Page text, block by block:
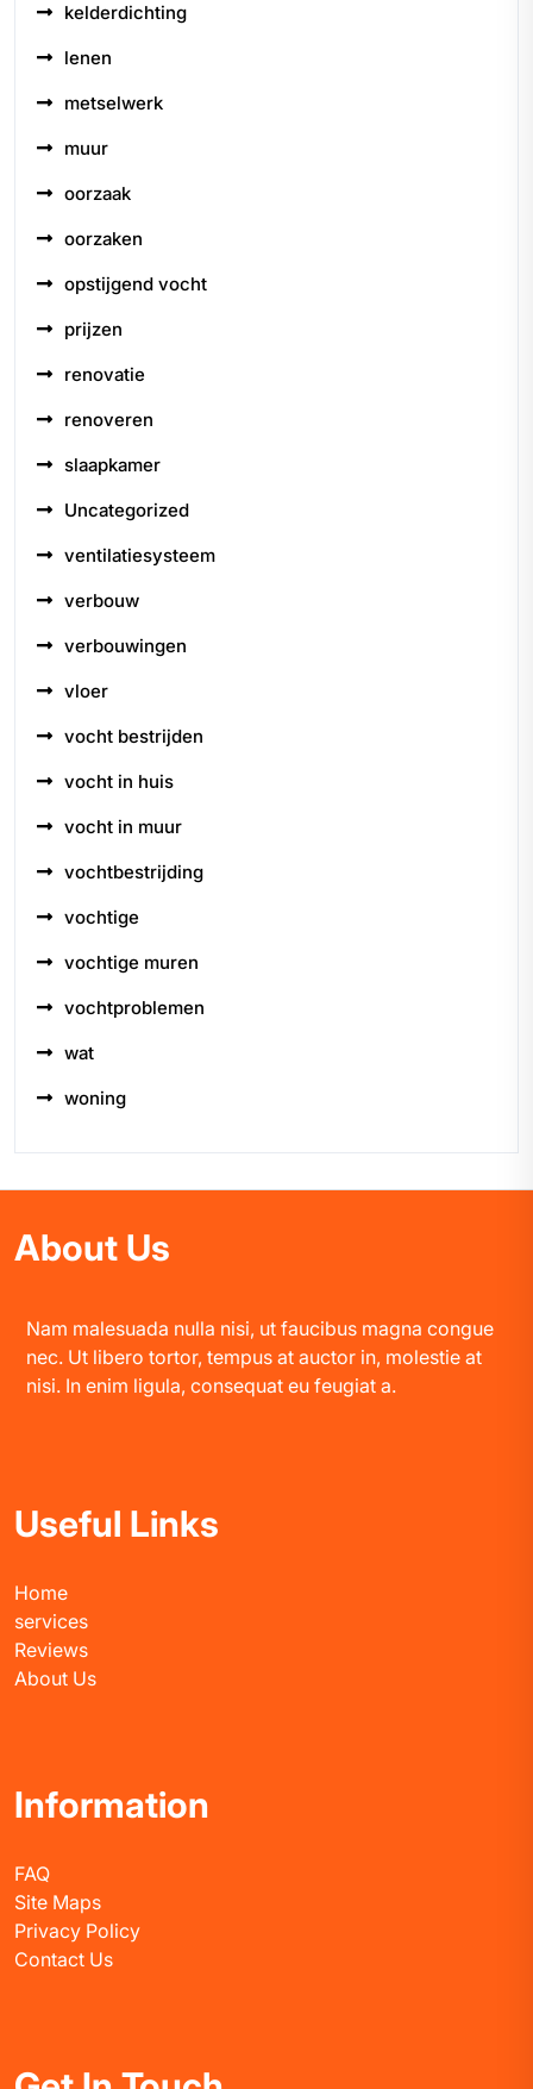
kelderdichting
lenen
metselwerk
muur
oorzaak
oorzaken
opstijgend vocht
prijzen
renovatie
renoveren
slaapkamer
Uncategorized
ventilatiesysteem
verbouw
verbouwingen
vloer
vocht bestrijden
vocht in huis
vocht in muur
vochtbestrijding
vochtige
vochtige muren
vochtproblemen
wat
woning
About Us
Nam malesuada nulla nisi, ut faucibus magna congue
nec. Ut libero tortor, tempus at auctor in, molestie at
nisi. In enim ligula, consequat eu feugiat a.
Useful Links
Home
services
Reviews
About Us
Information
FAQ
Site Maps
Privacy Policy
Contact Us